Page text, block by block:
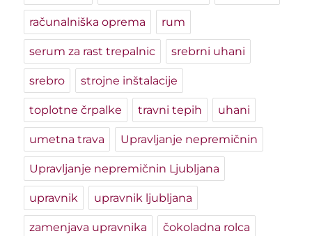
računalniška oprema rum
serum za rast trepalnic srebrni uhani
srebro strojne inštalacije
toplotne črpalke travni tepih uhani
umetna trava Upravljanje nepremičnin
Upravljanje nepremičnin Ljubljana
upravnik upravnik ljubljana
zamenjava upravnika čokoladna rolca